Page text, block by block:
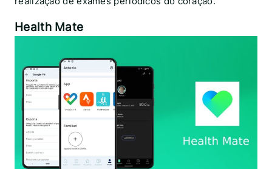
Health Mate